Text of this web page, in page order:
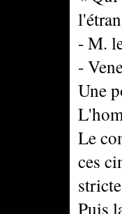
- M.
-
Une
Le
ces
Puis